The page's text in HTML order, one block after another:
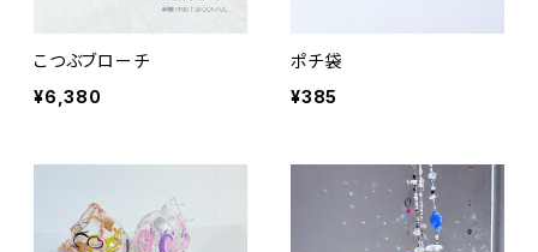
こつぶブローチ
¥6,380
ポチ袋
¥385